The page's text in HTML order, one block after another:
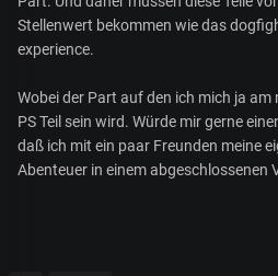
Stellenwert bekommen wie das
experience.
Wobei der Part auf den ich mich ja
PS Teil sein wird. Würde mir gerne
daß ich mit ein paar Freunden meine
Abenteuer in einem abgeschlossenen